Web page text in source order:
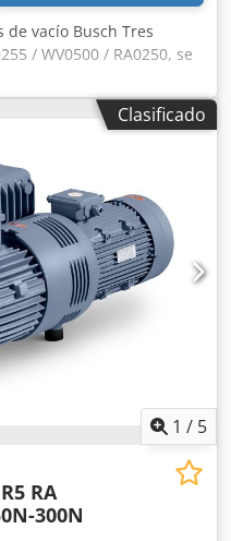
de vacío Busch Tres
/ WV0500 / RA0250, se
individualmente
Clasificado
1 / 5
R5 RA
300N